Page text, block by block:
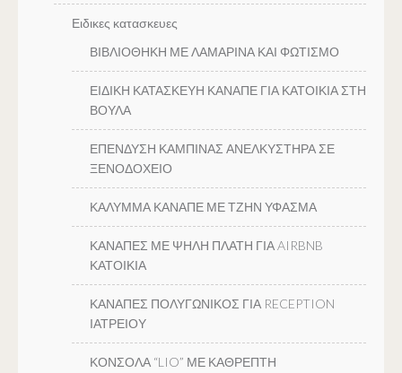
Ειδικες κατασκευες
ΒΙΒΛΙΟΘΗΚΗ ΜΕ ΛΑΜΑΡΙΝΑ ΚΑΙ ΦΩΤΙΣΜΟ
ΕΙΔΙΚΗ ΚΑΤΑΣΚΕΥΗ ΚΑΝΑΠΕ ΓΙΑ ΚΑΤΟΙΚΙΑ ΣΤΗ
ΒΟΥΛΑ
ΕΠΕΝΔΥΣΗ ΚΑΜΠΙΝΑΣ ΑΝΕΛΚΥΣΤΗΡΑ ΣΕ
ΞΕΝΟΔΟΧΕΙΟ
ΚΑΛΥΜΜΑ ΚΑΝΑΠΕ ΜΕ ΤΖΗΝ ΥΦΑΣΜΑ
ΚΑΝΑΠΕΣ ΜΕ ΨΗΛΗ ΠΛΑΤΗ ΓΙΑ AIRBNB
ΚΑΤΟΙΚΙΑ
ΚΑΝΑΠΕΣ ΠΟΛΥΓΩΝΙΚΟΣ ΓΙΑ RECEPTION
ΙΑΤΡΕΙΟΥ
ΚΟΝΣΟΛΑ “LIO” ΜΕ ΚΑΘΡΕΠΤΗ